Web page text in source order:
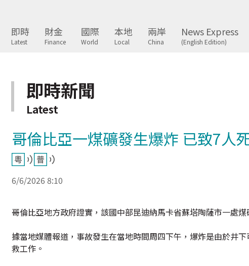
即時
Latest
財金
Finance
國際
World
本地
Local
兩岸
China
News Express
(English Edition)
即時新聞
Latest
哥倫比亞一煤礦發生爆炸 已致7人
6/6/2026 8:10
哥倫比亞地方政府證實，該國中部昆迪納馬卡省蘇塔陶薩市一處
據當地媒體報道，事故發生在當地時間周四下午，爆炸是由於井
救工作。